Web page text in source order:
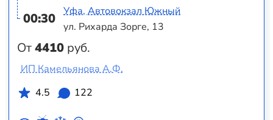
00:30
От4410 руб.
Уфа, Автовокзал Южный
ул. Рихарда Зорге, 13
ИП Камельянова А.Ф.
4.5
122